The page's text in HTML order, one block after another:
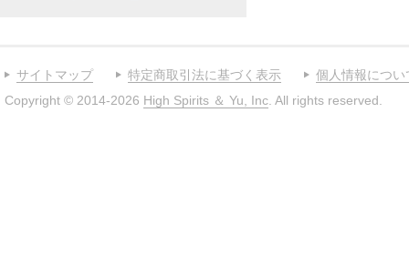
サイトマップ 特定商取引法に基づく表示
個人情報につい
Copyright © 2014-2026 High Spirits ＆ Yu, Inc . All rights reserved.